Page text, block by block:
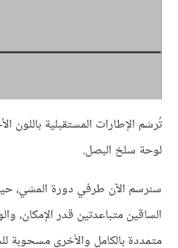
تُرسَم الإطارات المستقبلية
لوحة سلخ البصل.
سنرسم الآن طرفي دورة المشي،
الساقين متباعدتين قدر الإمكان،
متمددة بالكامل والأخرى مسحوبة